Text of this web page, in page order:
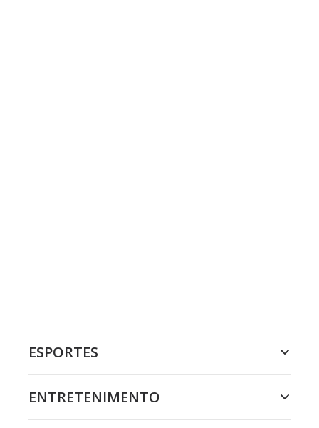
ESPORTES
ENTRETENIMENTO